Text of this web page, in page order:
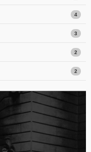
4
3
2
2